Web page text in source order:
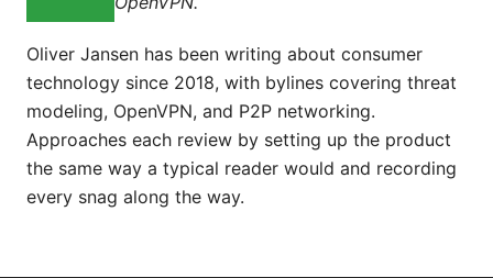
Oliver Jansen has been writing about consumer
technology since 2018, with bylines covering threat
modeling, OpenVPN, and P2P networking.
Approaches each review by setting up the product
the same way a typical reader would and recording
every snag along the way.